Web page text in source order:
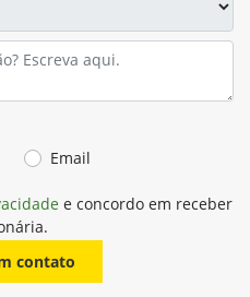
Email
e concordo em receber
contato